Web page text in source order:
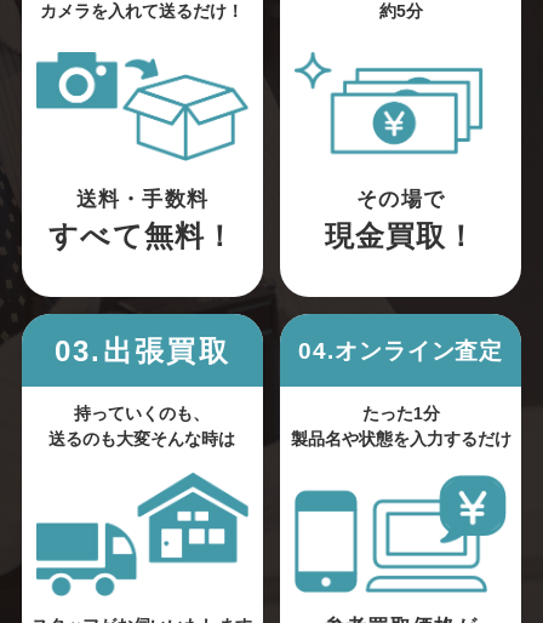
カメラを入れて送るだけ！
送料・手数料
すべて無料！
約5分
その場で
現金買取！
03.出張買取
持っていくのも、
送るのも大変そんな時は
04.オンライン査定
たった1分
製品名や状態を入力するだけ